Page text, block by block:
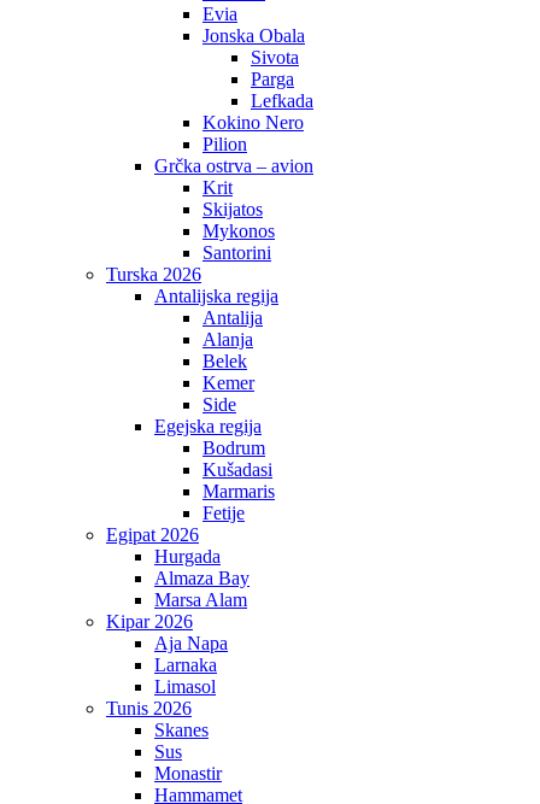
Evia
Jonska Obala
Sivota
Parga
Lefkada
Kokino Nero
Pilion
Grčka ostrva – avion
Krit
Skijatos
Mykonos
Santorini
Turska 2026
Antalijska regija
Antalija
Alanja
Belek
Kemer
Side
Egejska regija
Bodrum
Kušadasi
Marmaris
Fetije
Egipat 2026
Hurgada
Almaza Bay
Marsa Alam
Kipar 2026
Aja Napa
Larnaka
Limasol
Tunis 2026
Skanes
Sus
Monastir
Hammamet